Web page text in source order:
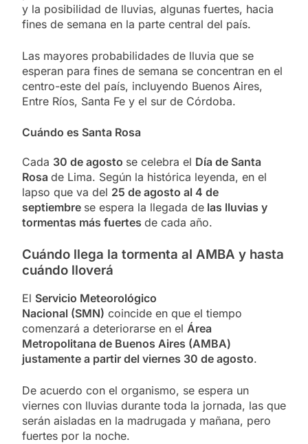
y la posibilidad de lluvias, algunas fuertes, hacia
fines de semana en la parte central del país.
Las mayores probabilidades de lluvia que se
esperan para fines de semana se concentran en el
centro-este del país, incluyendo Buenos Aires,
Entre Ríos, Santa Fe y el sur de Córdoba.
Cuándo es Santa Rosa
Cada 30 de agosto se celebra el Día de Santa
Rosa de Lima. Según la histórica leyenda, en el
lapso que va del 25 de agosto al 4 de
septiembre se espera la llegada de las lluvias y
tormentas más fuertes de cada año.
Cuándo llega la tormenta al AMBA y hasta
cuándo lloverá
El Servicio Meteorológico
Nacional (SMN) coincide en que el tiempo
comenzará a deteriorarse en el Área
Metropolitana de Buenos Aires (AMBA)
justamente a partir del viernes 30 de agosto.
De acuerdo con el organismo, se espera un
viernes con lluvias durante toda la jornada, las que
serán aisladas en la madrugada y mañana, pero
fuertes por la noche.